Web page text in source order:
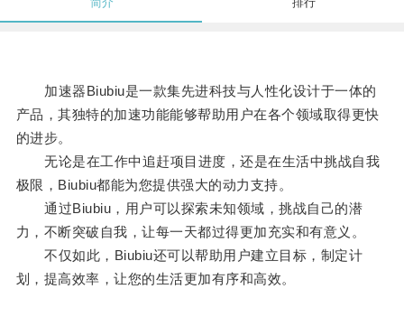
加速器Biubiu是一款集先进科技与人性化设计于一体的
产品，其独特的加速功能能够帮助用户在各个领域取得更快
的进步。
无论是在工作中追赶项目进度，还是在生活中挑战自我
极限，Biubiu都能为您提供强大的动力支持。
通过Biubiu，用户可以探索未知领域，挑战自己的潜
力，不断突破自我，让每一天都过得更加充实和有意义。
不仅如此，Biubiu还可以帮助用户建立目标，制定计
划，提高效率，让您的生活更加有序和高效。